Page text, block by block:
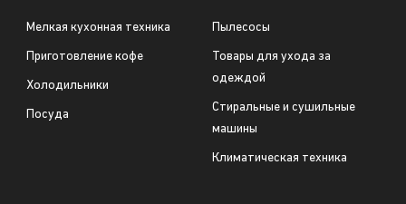
Мелкая кухонная техника
Приготовление кофе
Холодильники
Посуда
Пылесосы
Товары для ухода за
одеждой
Стиральные и сушильные
машины
Климатическая техника